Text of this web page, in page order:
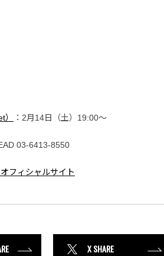
：2月14日（土）19:00〜
03-6413-8550
フィシャルサイト
X SHARE